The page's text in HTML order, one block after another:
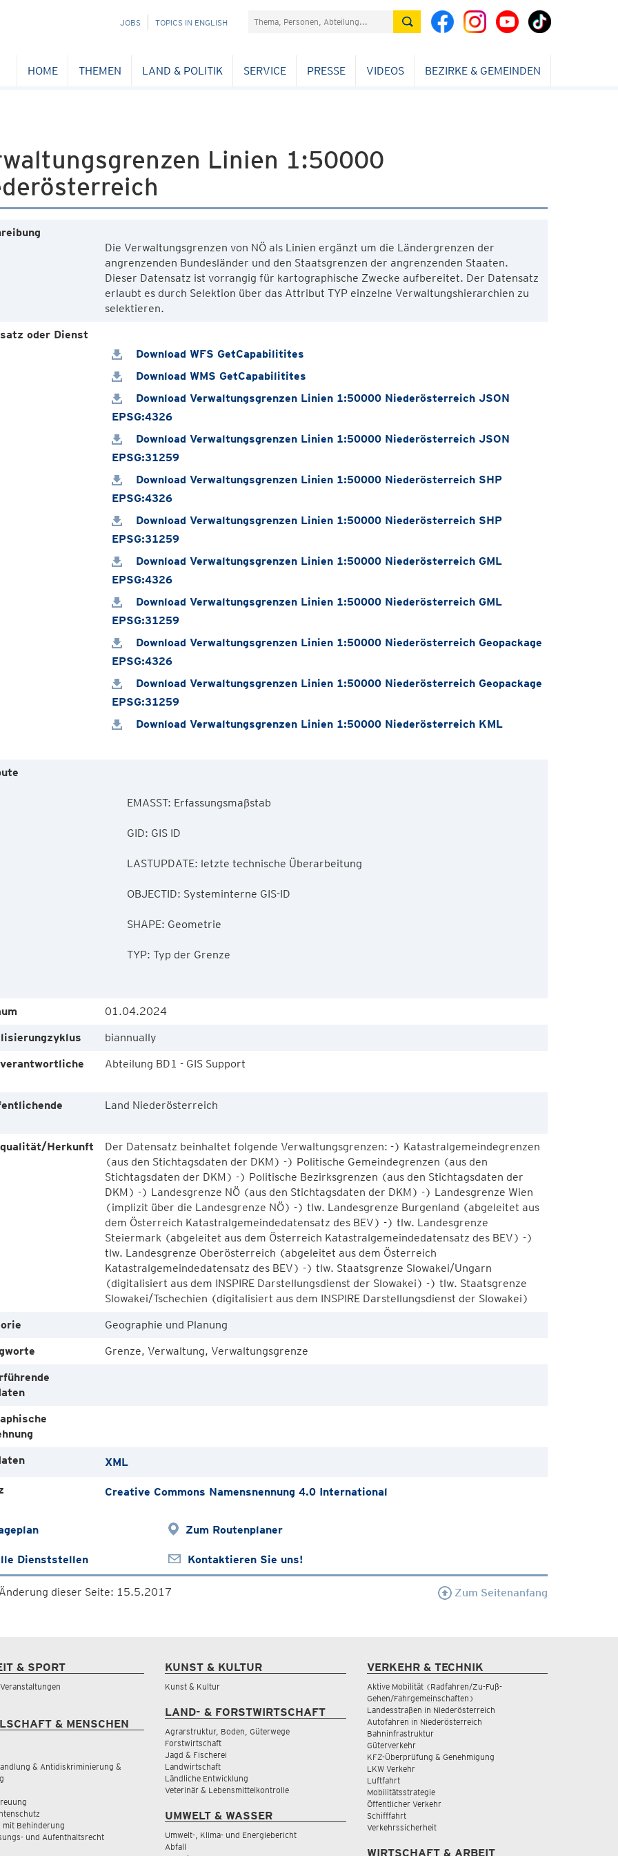
NAVIGATION
JOBS TOPICS IN ENGLISH Suchefeld
HOME THEMEN LAND & POLITIK SERVICE PRESSE VIDEOS BEZIRKE & GEMEINDEN
Linien 1:50000
Die Verwaltungsgrenzen von NÖ als Linien ergänzt um die Ländergrenzen der
angrenzenden Bundesländer und den Staatsgrenzen der angrenzenden Staaten.
Dieser Datensatz ist vorrangig für kartographische Zwecke aufbereitet. Der Datensatz
erlaubt es durch Selektion über das Attribut TYP einzelne Verwaltungshierarchien zu
oder Dienst
Download WFS GetCapabilitites
Download WMS GetCapabilitites
Download Verwaltungsgrenzen Linien 1:50000 Niederösterreich JSON
EPSG:4326
Download Verwaltungsgrenzen Linien 1:50000 Niederösterreich JSON
EPSG:31259
Download Verwaltungsgrenzen Linien 1:50000 Niederösterreich SHP
EPSG:4326
Download Verwaltungsgrenzen Linien 1:50000 Niederösterreich SHP
EPSG:31259
Download Verwaltungsgrenzen Linien 1:50000 Niederösterreich GML
EPSG:4326
Download Verwaltungsgrenzen Linien 1:50000 Niederösterreich GML
EPSG:31259
Download Verwaltungsgrenzen Linien 1:50000 Niederösterreich Geopackage
EPSG:4326
Download Verwaltungsgrenzen Linien 1:50000 Niederösterreich Geopackage
EPSG:31259
Download Verwaltungsgrenzen Linien 1:50000 Niederösterreich KML
01.04.2024
biannually
Abteilung BD1 - GIS Support
Land Niederösterreich
Herkunft
Der Datensatz beinhaltet folgende Verwaltungsgrenzen: -) Katastralgemeindegrenzen
(aus den Stichtagsdaten der DKM) -) Politische Gemeindegrenzen (aus den
Stichtagsdaten der DKM) -) Politische Bezirksgrenzen (aus den Stichtagsdaten der
DKM) -) Landesgrenze NÖ (aus den Stichtagsdaten der DKM) -) Landesgrenze Wien
(implizit über die Landesgrenze NÖ) -) tlw. Landesgrenze Burgenland (abgeleitet aus
dem Österreich Katastralgemeindedatensatz des BEV) -) tlw. Landesgrenze
Steiermark (abgeleitet aus dem Österreich Katastralgemeindedatensatz des BEV) -)
tlw. Landesgrenze Oberösterreich (abgeleitet aus dem Österreich
Katastralgemeindedatensatz des BEV) -) tlw. Staatsgrenze Slowakei/Ungarn
(digitalisiert aus dem INSPIRE Darstellungsdienst der Slowakei) -) tlw. Staatsgrenze
Slowakei/Tschechien (digitalisiert aus dem INSPIRE Darstellungsdienst der Slowakei)
Geographie und Planung
Grenze, Verwaltung, Verwaltungsgrenze
XML
Creative Commons Namensnennung 4.0 International
Zum Routenplaner
Dienststellen Kontaktieren Sie uns!
dieser Seite: 15.5.2017 Zum Seitenanfang
& SPORT
& MENSCHEN
& Antidiskriminierung &
mit Behinderung
und Aufenthaltsrecht
KUNST & KULTUR
Kunst & Kultur
LAND- & FORSTWIRTSCHAFT
Agrarstruktur, Boden, Güterwege
Forstwirtschaft
Jagd & Fischerei
Landwirtschaft
Ländliche Entwicklung
Veterinär & Lebensmittelkontrolle
UMWELT & WASSER
Umwelt-, Klima- und Energiebericht
Abfall
VERKEHR & TECHNIK
Aktive Mobilität (Radfahren/Zu-Fuß-
Gehen/Fahrgemeinschaften)
Landesstraßen in Niederösterreich
Autofahren in Niederösterreich
Bahninfrastruktur
Güterverkehr
KFZ-Überprüfung & Genehmigung
LKW Verkehr
Luftfahrt
Mobilitätsstrategie
Öffentlicher Verkehr
Schifffahrt
Verkehrssicherheit
WIRTSCHAFT & ARBEIT